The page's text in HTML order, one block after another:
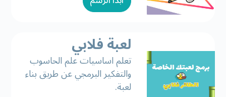
لعبة فلابي
تعلم اساسيات علم الحاسوب
والتفكير البرمجي عن طريق بناء
لعبة.